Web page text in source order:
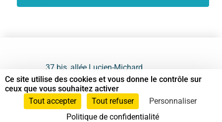
37 bis, allée Lucien-Michard
93190 Livry-Gargan
06 61 87 28 09
Ce site utilise des cookies et vous donne le contrôle sur
ceux que vous souhaitez activer
Tout accepter
Tout refuser
Personnaliser
Politique de confidentialité